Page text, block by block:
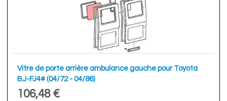
Vitre de porte arrière ambulance gauche pour Toyota
BJ-FJ4# (04/72 - 04/86)
106,48 €